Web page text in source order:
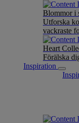
Blommor i
Utforska
vackraste
Heart
Förälska
Inspiration